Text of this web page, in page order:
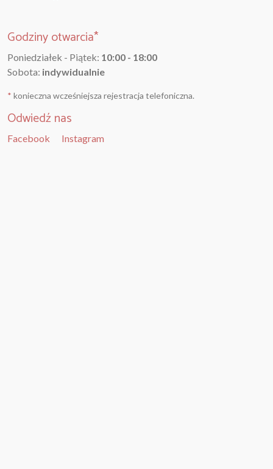
Godziny otwarcia*
Poniedziałek - Piątek: 10:00 - 18:00
Sobota: indywidualnie
* konieczna wcześniejsza rejestracja telefoniczna.
Odwiedź nas
Facebook Instagram